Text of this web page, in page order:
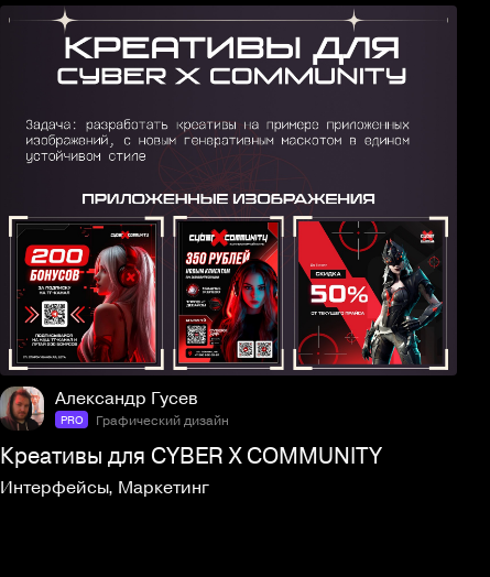
3 124
Александр Гусев
PRO Графический дизайн
Креативы для CYBER X COMMUNITY
Интерфейсы, Маркетинг